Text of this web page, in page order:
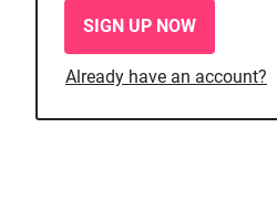
SIGN UP NOW
Already have an account?